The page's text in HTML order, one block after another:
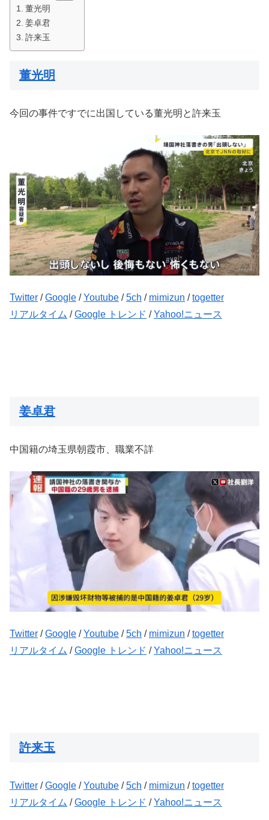
董光明
姜卓君
許来玉
董光明
今回の事件ですでに出国している董光明と許来玉
Twitter /Google /Youtube /5ch / mimizun /togetter
リアルタイム /Google トレンド /Yahoo!ニュース
姜卓君
中国籍の埼玉県朝霞市、職業不詳
Twitter /Google /Youtube /5ch / mimizun /togetter
リアルタイム /Google トレンド /Yahoo!ニュース
許来玉
Twitter /Google /Youtube /5ch / mimizun /togetter
リアルタイム /Google トレンド /Yahoo!ニュース